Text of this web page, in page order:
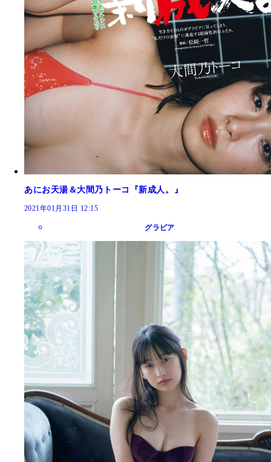
あにお天湯＆大間乃トーコ『新成人。』
2021年01月31日 12:15
グラビア